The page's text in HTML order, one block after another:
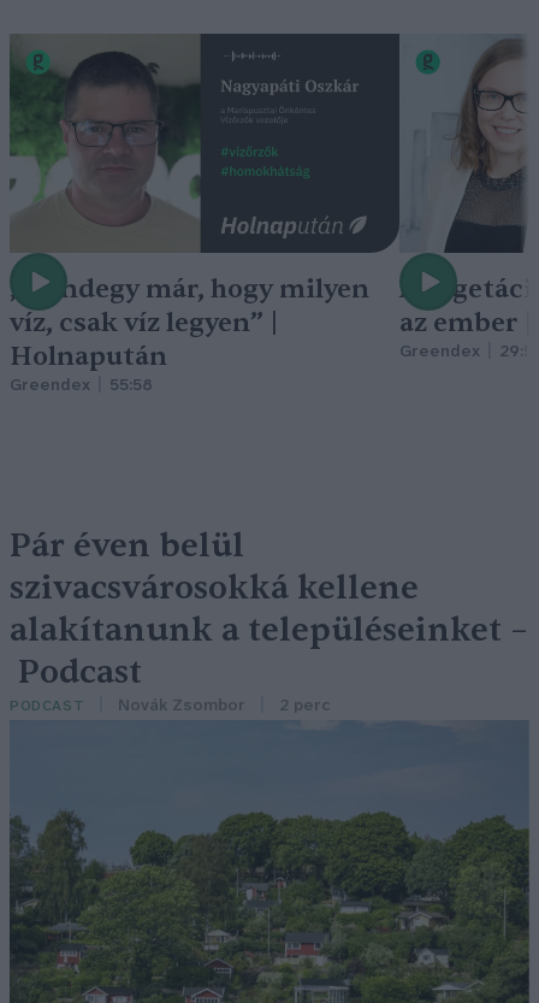
„Mindegy már, hogy milyen
víz, csak víz legyen” |
Holnapután
Greendex 55:58
A
az ember
Greendex
Pár éven belül
szivacsvárosokká kellene
alakítanunk a településeinket –
Podcast
PODCAST Novák Zsombor 2 perc